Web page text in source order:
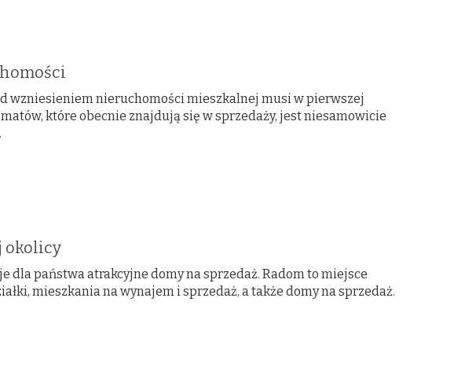
wzniesieniem nieruchomości mieszkalnej musi w pierwszej
które obecnie znajdują się w sprzedaży, jest niesamowicie
okolicy
dla państwa atrakcyjne domy na sprzedaż. Radom to miejsce
mieszkania na wynajem i sprzedaż, a także domy na sprzedaż.